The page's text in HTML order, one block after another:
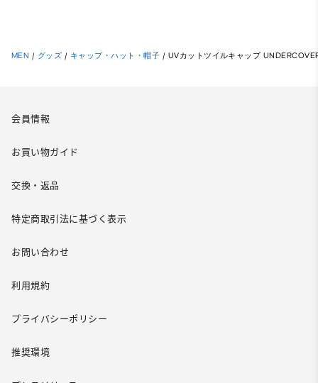
MEN / グッズ / キャップ・ハット・帽子 / UVカットツイルキャップ
会員情報
お買い物ガイド
交換・返品
特定商取引法に基づく表示
お問い合わせ
利用規約
プライバシーポリシー
推奨環境